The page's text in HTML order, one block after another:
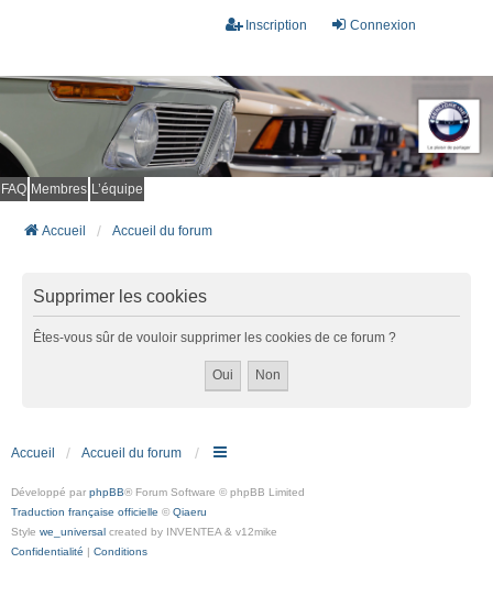
Connexion
Inscription
FAQ Membres L’équipe
Accueil Accueil du forum
Supprimer les cookies
Êtes-vous sûr de vouloir supprimer les cookies de ce forum ?
Accueil Accueil du forum
Développé par phpBB® Forum Software © phpBB Limited
Traduction française officielle © Qiaeru
Style we_universal created by INVENTEA & v12mike
Confidentialité | Conditions